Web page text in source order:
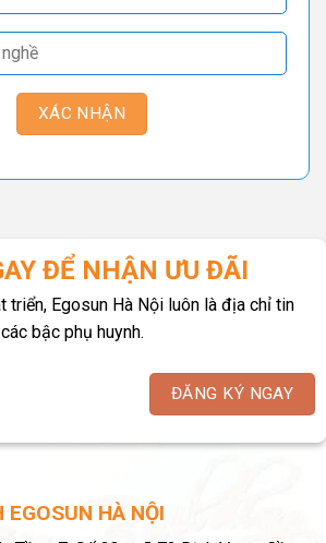
ĐỂ NHẬN ƯU ĐÃI
triển, Egosun Hà Nội luôn là địa chỉ tin
bậc phụ huynh.
ĐĂNG KÝ NGAY
HÀ NỘI